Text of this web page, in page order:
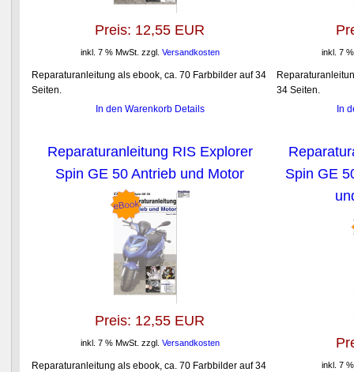
Preis: 12,55 EUR
inkl. 7 % MwSt. zzgl. Versandkosten
Reparaturanleitung als ebook, ca. 70 Farbbilder auf 34
Seiten.
In den Warenkorb Details
inkl. 7
34 Seiten.
In
Reparaturanleitung RIS Explorer
Spin GE 50 Antrieb und Motor
Preis: 12,55 EUR
inkl. 7 % MwSt. zzgl. Versandkosten
Reparaturanleitung als ebook, ca. 70 Farbbilder auf 34
Spin GE
inkl. 7